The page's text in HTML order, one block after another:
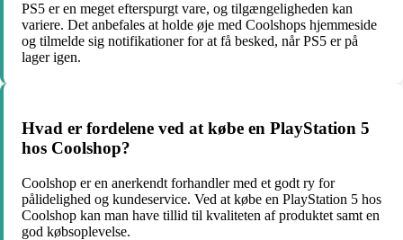
PS5 er en meget efterspurgt vare, og tilgængeligheden kan
variere. Det anbefales at holde øje med Coolshops hjemmeside
og tilmelde sig notifikationer for at få besked, når PS5 er på
lager igen.
Hvad er fordelene ved at købe en PlayStation 5
hos Coolshop?
Coolshop er en anerkendt forhandler med et godt ry for
pålidelighed og kundeservice. Ved at købe en PlayStation 5 hos
Coolshop kan man have tillid til kvaliteten af produktet samt en
god købsoplevelse.